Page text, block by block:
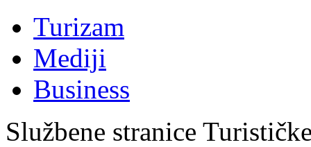
Turizam
Mediji
Business
Službene stranice